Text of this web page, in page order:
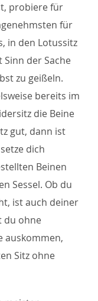
probiere für
für
in den Lotussitz
der Sache
zu geißeln.
bereits im
die Beine
gut, dann ist
dich
Beinen
Sessel. Ob du
ist auch deiner
du ohne
auskommen,
Sitz ohne